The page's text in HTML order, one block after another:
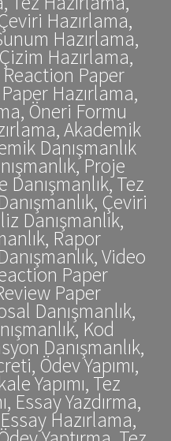
Hazırlama,
Hazırlama,
Hazırlama,
Paper
Hazırlama,
Öneri Formu
Akademik
Danışmanlık
Proje
Danışmanlık, Tez
Çeviri
Danışmanlık,
Rapor
Video
Paper
Paper
Danışmanlık,
Kod
Danışmanlık,
Ödev Yapımı,
Yapımı, Tez
Essay Yazdırma,
Hazırlama,